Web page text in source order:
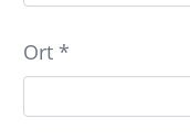
Ort *